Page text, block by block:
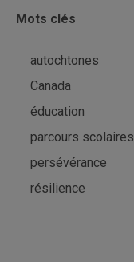
Mots clés
autochtones
Canada
éducation
parcours scolaires
persévérance
résilience